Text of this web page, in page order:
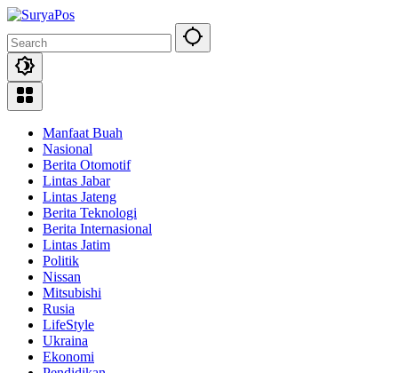
Skip
content
Manfaat Buah
Nasional
Berita Otomotif
Lintas Jabar
Lintas Jateng
Berita Teknologi
Berita Internasional
Lintas Jatim
Politik
Nissan
Mitsubishi
Rusia
LifeStyle
Ukraina
Ekonomi